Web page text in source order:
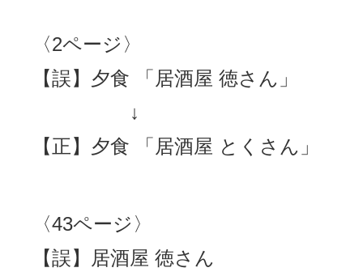
〈2ページ〉
【誤】夕食 「居酒屋 徳さん」
↓
【正】夕食 「居酒屋 とくさん」
〈43ページ〉
【誤】居酒屋 徳さん